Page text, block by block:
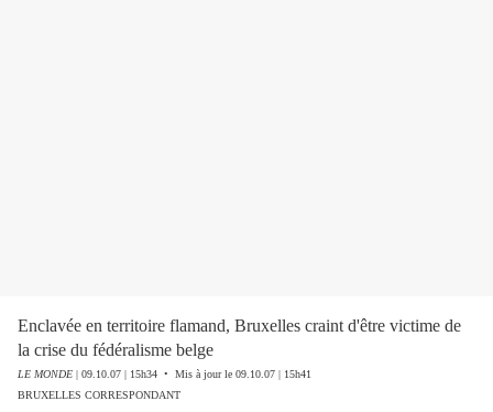
Enclavée en territoire flamand, Bruxelles craint d'être victime de
la crise du fédéralisme belge
LE MONDE | 09.10.07 | 15h34 • Mis à jour le 09.10.07 | 15h41
BRUXELLES CORRESPONDANT